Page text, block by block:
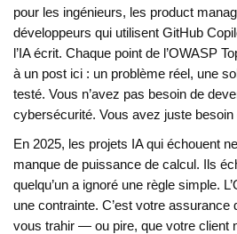
pour les ingénieurs, les product
développeurs qui utilisent GitHub
l’IA écrit. Chaque point de l’OWASP
à un post ici : un problème réel, une
testé. Vous n’avez pas besoin de
cybersécurité. Vous avez juste besoin
En 2025, les projets IA qui échouent
manque de puissance de calcul. Ils
quelqu’un a ignoré une règle simple.
une contrainte. C’est votre assurance
vous trahir — ou pire, que votre client